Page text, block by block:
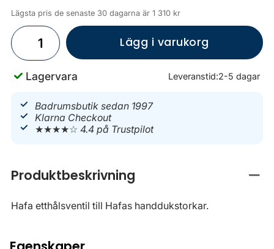
Lägsta pris de senaste 30 dagarna är 1 310 kr
Lägg i varukorg
Lagervara Leveranstid:2-5 dagar
Badrumsbutik sedan 1997
Klarna Checkout
★★★★☆4.4 på Trustpilot
Produktbeskrivning
Hafa etthålsventil till Hafas handdukstorkar.